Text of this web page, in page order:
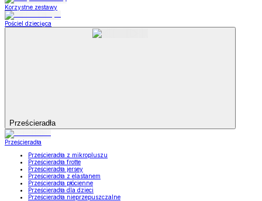
Korzystne zestawy
Pościel dziecięca
Prześcieradła
Prześcieradła
Prześcieradła z mikropluszu
Prześcieradła frotte
Prześcieradła jersey
Prześcieradła z elastanem
Prześcieradła płócienne
Prześcieradła dla dzieci
Prześcieradła nieprzepuszczalne